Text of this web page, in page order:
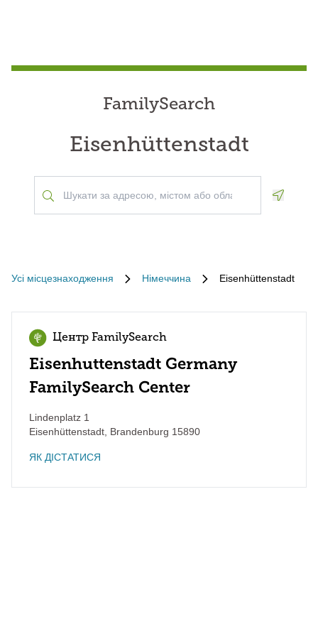
FamilySearch
Eisenhüttenstadt
Усі місцезнаходження Німеччина Eisenhüttenstadt
Центр FamilySearch
Eisenhuttenstadt Germany
FamilySearch Center
Lindenplatz 1
Eisenhüttenstadt Brandenburg 15890
ЯК ДІСТАТИСЯ